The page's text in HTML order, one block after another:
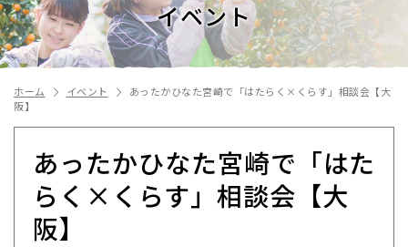
イベント
ホーム イベント
あったかひなた宮崎で「はたらく×くらす」相談会【大
阪】
あったかひなた宮崎で「はた
らく×くらす」相談会【大
阪】